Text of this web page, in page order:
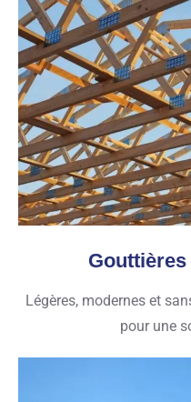
Légères, modernes et
pour une